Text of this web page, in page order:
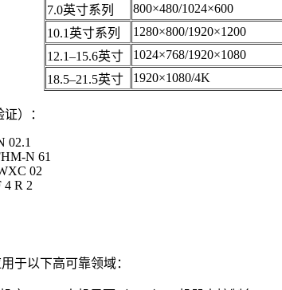
7.0英寸系列
800×480/1024×600
10.1英寸系列
1280×800/1920×1200
12.1–15.6英寸
1024×768/1920×1080
18.5–21.5英寸
1920×1080/4K
）：
02.1
N 61
02
4 R 2
于以下高可靠领域：